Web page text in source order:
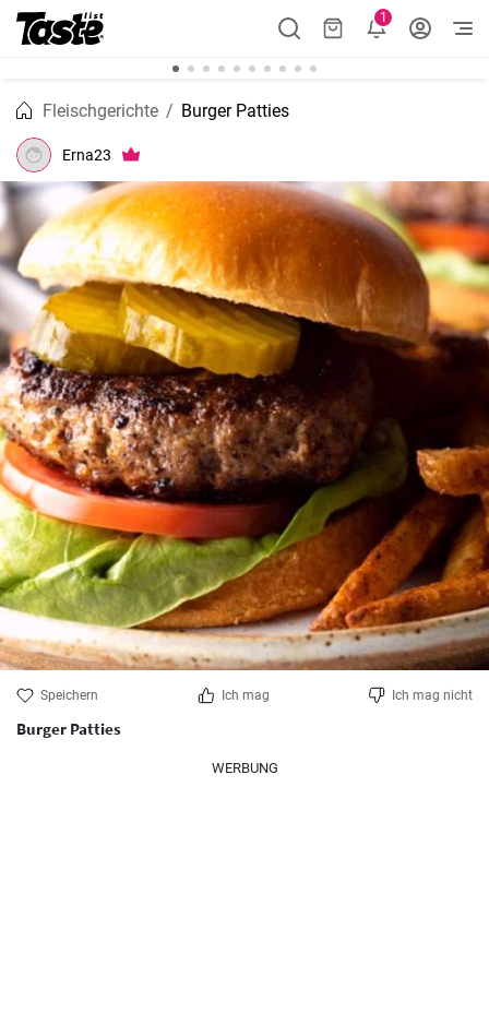
1
Fleischgerichte Burger Patties
Erna23
Speichern Ich mag Ich mag nicht
Burger Patties
WERBUNG